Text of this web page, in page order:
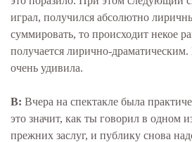
играл, получился абсолютно
суммировать, то происходит некое
получается лирично-
очень удивила.
В: Вчера на спектакле была
это значит, как ты говорил в одном
прежних заслуг, и публику снова